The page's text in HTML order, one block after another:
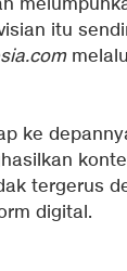
itu
ke
tergerus
digital.